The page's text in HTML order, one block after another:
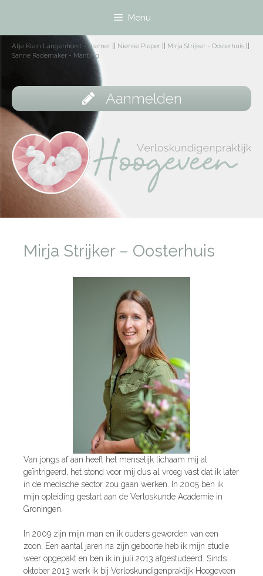
Menu
Atje Klein Langenhorst - Bremer Nienke Pieper Mirja Strijker - Oosterhuis
Sanne Rademaker - Manting
Aanmelden
Mirja Strijker – Oosterhuis
Van jongs af aan heeft het menselijk lichaam mij al
geïntrigeerd, het stond voor mij dus al vroeg vast dat ik later
in de medische sector zou gaan werken. In 2005 ben ik
mijn opleiding gestart aan de Verloskunde Academie in
Groningen.
In 2009 zijn mijn man en ik ouders geworden van een
zoon. Een aantal jaren na zijn geboorte heb ik mijn studie
weer opgepakt en ben ik in juli 2013 afgestudeerd. Sinds
oktober 2013 werk ik bij Verloskundigenpraktijk Hoogeveen